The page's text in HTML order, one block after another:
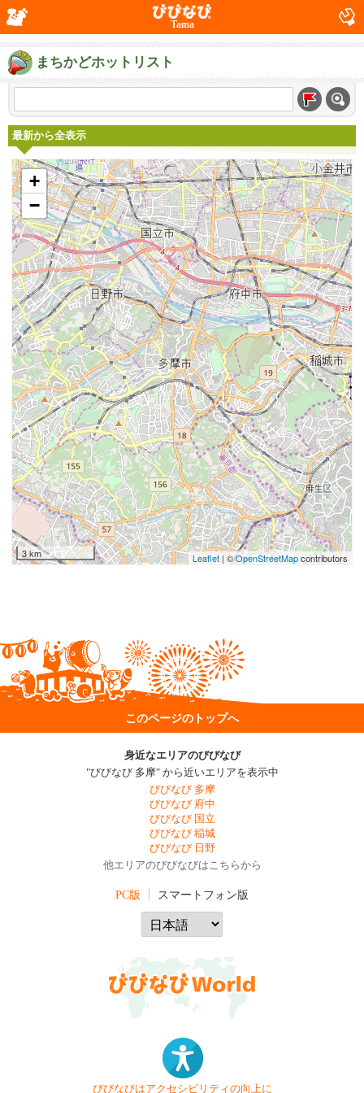
Tama
まちかどホットリスト
最新から全表示
+
−
3 km Leaflet| ©OpenStreetMapcontributors
このページのトップへ
身近なエリアのびびなび
"びびなび 多摩" から近いエリアを表示中
びびなび 多摩
びびなび 府中
びびなび 国立
びびなび 稲城
びびなび 日野
他エリアのびびなびはこちらから
PC版 スマートフォン版
びびなびはアクセシビリティの向上に